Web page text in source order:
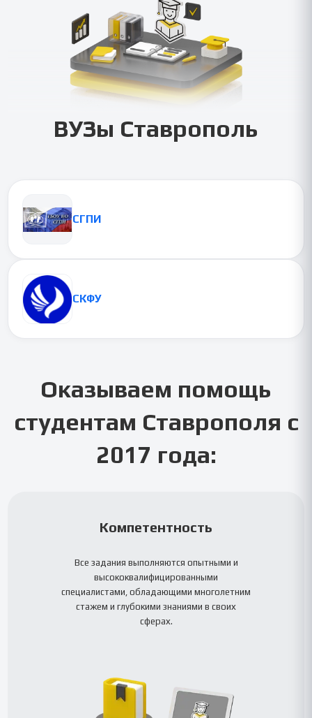
ВУЗы Ставрополь
СГПИ
СКФУ
Оказываем помощь
студентам Ставрополя с
2017 года:
Компетентность
Все задания выполняются опытными и
высококвалифицированными
специалистами, обладающими многолетним
стажем и глубокими знаниями в своих
сферах.